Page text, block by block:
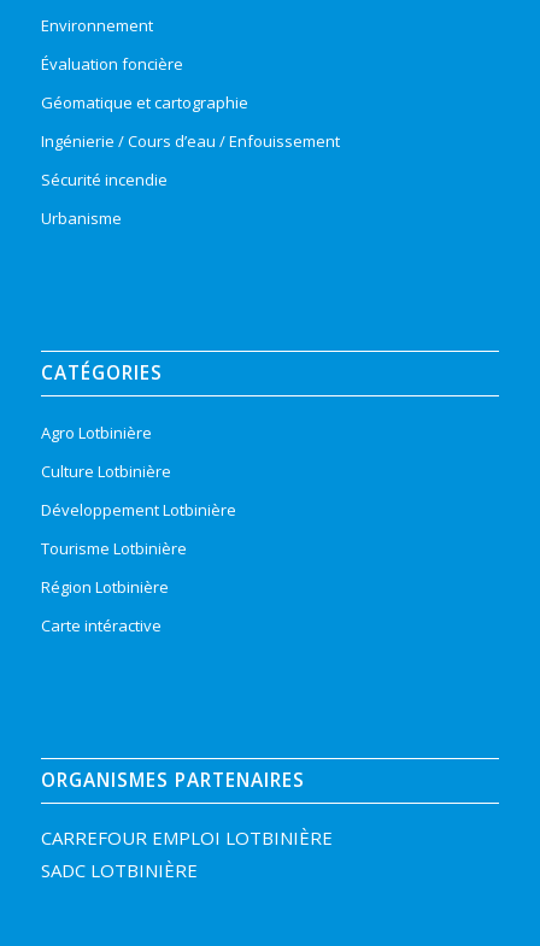
Environnement
Évaluation foncière
Géomatique et cartographie
Ingénierie / Cours d’eau / Enfouissement
Sécurité incendie
Urbanisme
CATÉGORIES
Agro Lotbinière
Culture Lotbinière
Développement Lotbinière
Tourisme Lotbinière
Région Lotbinière
Carte intéractive
ORGANISMES PARTENAIRES
CARREFOUR EMPLOI LOTBINIÈRE
SADC LOTBINIÈRE